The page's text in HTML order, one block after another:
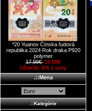
*20 Yuanov Čínska ľudová
republika 2024 Rok draka P920
polymer
17.99€ 16.99€
Ušetríte: 6% z ceny
.::Mena
.::Kategórie